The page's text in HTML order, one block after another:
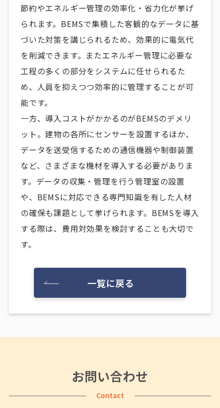
節約やエネルギー管理の効率化・省力化が挙げ
られます。BEMSで集積した客観的なデータに基
づいた対策を講じられるため、効果的に電気代
を削減できます。またエネルギー管理に必要な
工程の多くの部分をシステムに任せられるた
め、人員を抑えつつ効率的に管理することが可
能です。
一方、導入コストがかかるのがBEMSのデメリ
ット。建物の各所にセンサーを設置するほか、
データを送受信するための通信機器や制御装置
など、さまざまな機材を導入する必要がありま
す。データの収集・管理を行う管理室の設置
や、BEMSに対応できる専門知識を有した人材
の確保も課題として挙げられます。BEMSを導入
する際は、費用対効果を検討することも大切で
す。
一覧に戻る
お問い合わせ
Contact